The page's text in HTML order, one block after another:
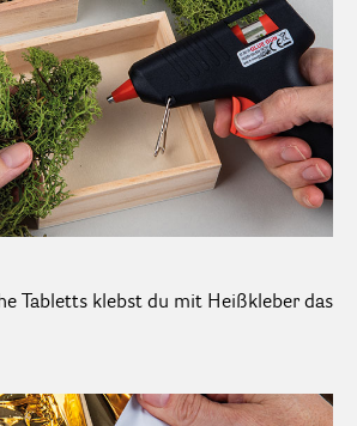
Tabletts klebst du mit Heißkleber das